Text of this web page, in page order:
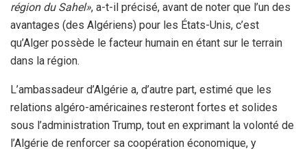
région du Sahel», a-t-il précisé, avant de noter que l’un des
avantages (des Algériens) pour les États-Unis, c’est
qu’Alger possède le facteur humain en étant sur le terrain
dans la région.
L’ambassadeur d’Algérie a, d’autre part, estimé que les
relations algéro-américaines resteront fortes et solides
sous l’administration Trump, tout en exprimant la volonté de
l’Algérie de renforcer sa coopération économique, y